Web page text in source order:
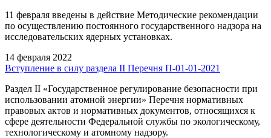
11 февраля введены в действие Методические рекомендации
по осуществлению постоянного государственного надзора на
исследовательских ядерных установках.
14 февраля 2022
Вступление в силу раздела II Перечня П-01-01-2021
Раздел II «Государственное регулирование безопасности при
использовании атомной энергии» Перечня нормативных
правовых актов и нормативных документов, относящихся к
сфере деятельности Федеральной службы по экологическому,
технологическому и атомному надзору.